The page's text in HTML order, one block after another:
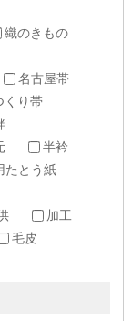
織のきもの
名古屋帯
くり帯
半衿
たとう紙
加工
毛皮